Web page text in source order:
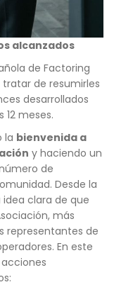
alcanzados
de Factoring
de resumirles
desarrollados
meses.
la bienvenida a
y haciendo un
de
Desde la
clara de que
más
representantes de
En este